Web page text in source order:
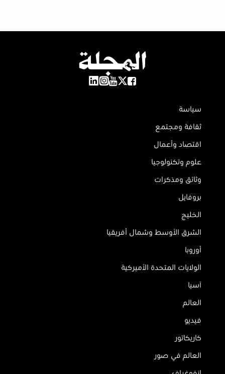
سياسة
ثقافة ومجتمع
اقتصاد وأعمال
علوم وتكنولوجيا
وثائق ومذكرات
بروفايل
الخليج
الشرق الأوسط وشمال أفريقيا
أوروبا
الولايات المتحدة الأميركية
آسيا
العالم
فيديو
كاريكاتور
العالم في صور